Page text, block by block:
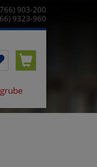
903-200
9323-960